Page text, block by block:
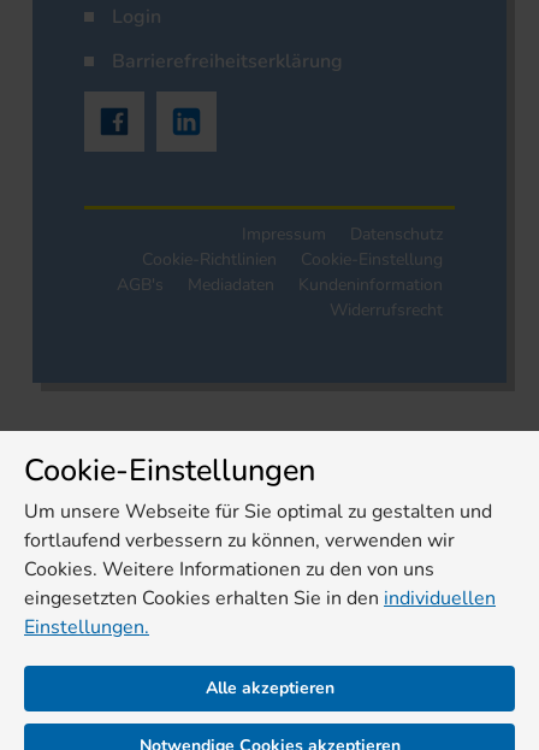
Login
Barrierefreiheitserklärung
Impressum
Datenschutz
Cookie-Richtlinien
Cookie-Einstellung
AGB's
Mediadaten
Kundeninformation
Widerrufsrecht
Cookie-Einstellungen
Um unsere Webseite für Sie optimal zu gestalten und
fortlaufend verbessern zu können, verwenden wir
Cookies. Weitere Informationen zu den von uns
eingesetzten Cookies erhalten Sie in den individuellen
Einstellungen.
Alle akzeptieren